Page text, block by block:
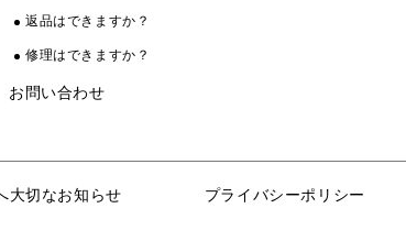
返品はできますか？
修理はできますか？
お問い合わせ
大切なお知らせ プライバシーポリシー